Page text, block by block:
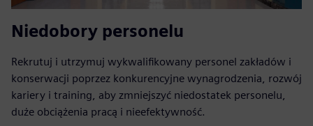
Niedobory personelu
Rekrutuj i utrzymuj wykwalifikowany personel zakładów i
konserwacji poprzez konkurencyjne wynagrodzenia, rozwój
kariery i training, aby zmniejszyć niedostatek personelu,
duże obciążenia pracą i nieefektywność.